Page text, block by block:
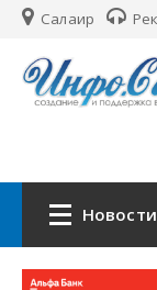
Салаир
Главная